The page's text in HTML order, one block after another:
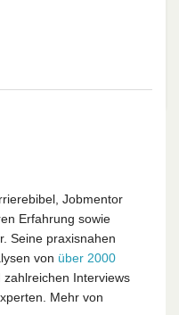
Jobmentor
Erfahrung sowie
Seine praxisnahen
von über 2000
zahlreichen Interviews
Mehr von